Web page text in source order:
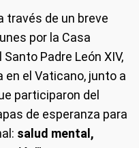
través de un breve
por la Casa
Padre León XIV,
en el Vaticano, junto a
participaron del
de esperanza para
salud mental,